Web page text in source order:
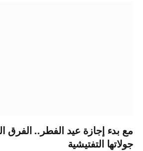
مع بدء إجازة عيد الفطر.. الفرق
جولاتها التفتيشية